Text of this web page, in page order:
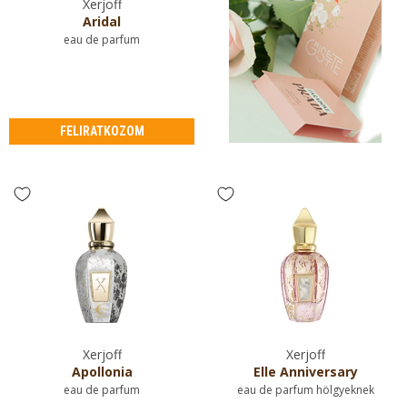
Xerjoff
Aridal
eau de parfum
FELIRATKOZOM
Xerjoff
Apollonia
eau de parfum
Xerjoff
Elle Anniversary
eau de parfum hölgyeknek